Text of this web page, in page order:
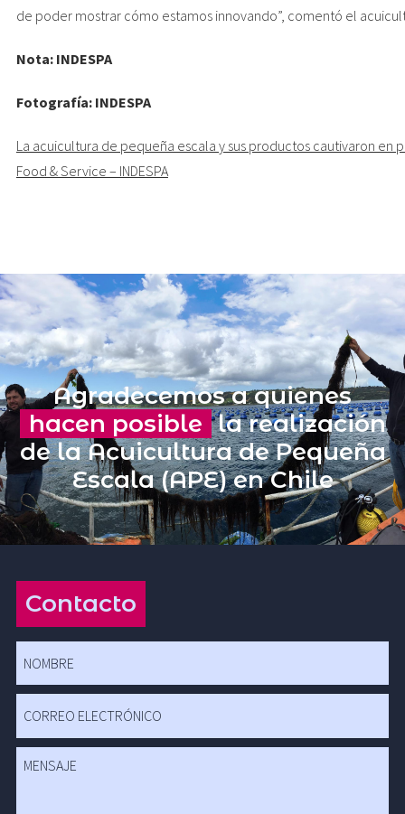
de poder mostrar cómo estamos innovando”, comentó el
Nota: INDESPA
Fotografía: INDESPA
La acuicultura de pequeña escala y sus productos cautivaron en
Food & Service – INDESPA
Agradecemos a quienes
hacen posible la realización
de la Acuicultura de Pequeña
Escala (APE) en Chile
Contacto